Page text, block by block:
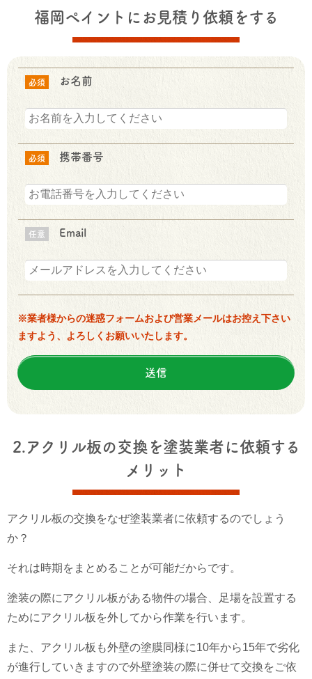
福岡ペイントにお見積り依頼をする
必須 お名前
必須 携帯番号
任意 Email
※業者様からの迷惑フォームおよび営業メールはお控え下さい
ますよう、よろしくお願いいたします。
2.アクリル板の交換を塗装業者に依頼する
メリット
アクリル板の交換をなぜ塗装業者に依頼するのでしょう
か？
それは時期をまとめることが可能だからです。
塗装の際にアクリル板がある物件の場合、足場を設置する
ためにアクリル板を外してから作業を行います。
また、アクリル板も外壁の塗膜同様に10年から15年で劣化
が進行していきますので外壁塗装の際に併せて交換をご依